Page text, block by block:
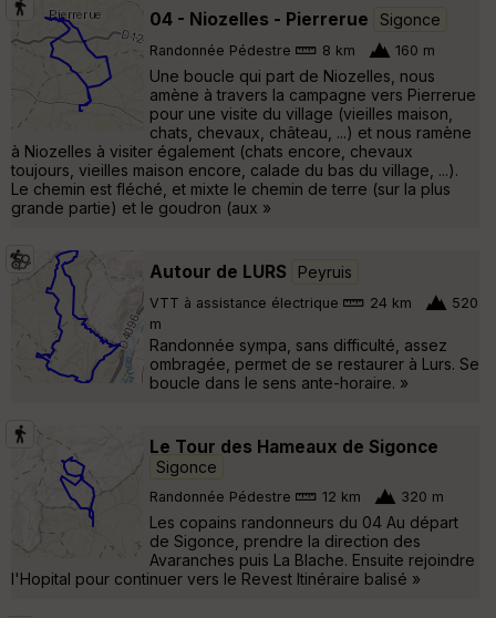
04 - Niozelles - Pierrerue Sigonce
Randonnée Pédestre 8 km 160 m
Une boucle qui part de Niozelles, nous
amène à travers la campagne vers Pierrerue
pour une visite du village (vieilles maison,
chats, chevaux, château, ...) et nous ramène
à Niozelles à visiter également (chats encore, chevaux
toujours, vieilles maison encore, calade du bas du village, ...).
Le chemin est fléché, et mixte le chemin de terre (sur la plus
grande partie) et le goudron (aux »
Autour de LURS Peyruis
VTT à assistance électrique 24 km
520
m
Randonnée sympa, sans difficulté, assez
ombragée, permet de se restaurer à Lurs. Se
boucle dans le sens ante-horaire. »
Le Tour des Hameaux de Sigonce
Sigonce
Randonnée Pédestre 12 km 320 m
Les copains randonneurs du 04 Au départ
de Sigonce, prendre la direction des
Avaranches puis La Blache. Ensuite rejoindre
l'Hopital pour continuer vers le Revest Itinéraire balisé »